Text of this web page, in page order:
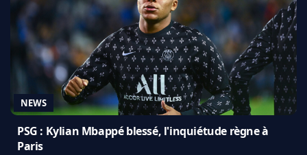
NEWS
PSG : Kylian Mbappé blessé, l'inquiétude règne à
Paris